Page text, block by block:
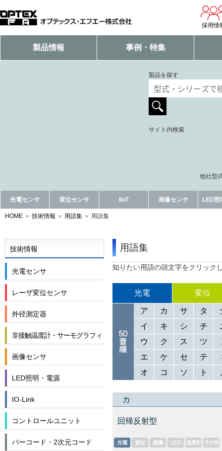
採用情
製品情報 事例・特集
製品を探す
サイト内検索
他社型
光電センサ 変位センサ IIoT 画像センサ LED照
HOME 技術情報 用語集 用語集
技術情報
光電センサ
レーザ変位センサ
外径測定器
非接触温度計・サーモグラフィ
画像センサ
LED照明・電源
IO-Link
コントロールユニット
バーコード・2次元コード
用語集
知りたい用語の頭文字をクリック
光電
変位
ア
カ サ タ
イ
キ シ チ
ウ
ク ス ツ
エ
ケ セ テ
オ
コ ソ ト
カ
回帰反射型